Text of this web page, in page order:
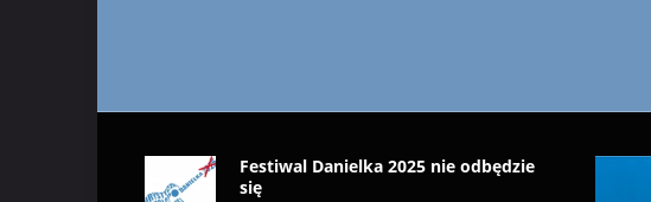
Festiwal Danielka 2025 nie odbędzie
się